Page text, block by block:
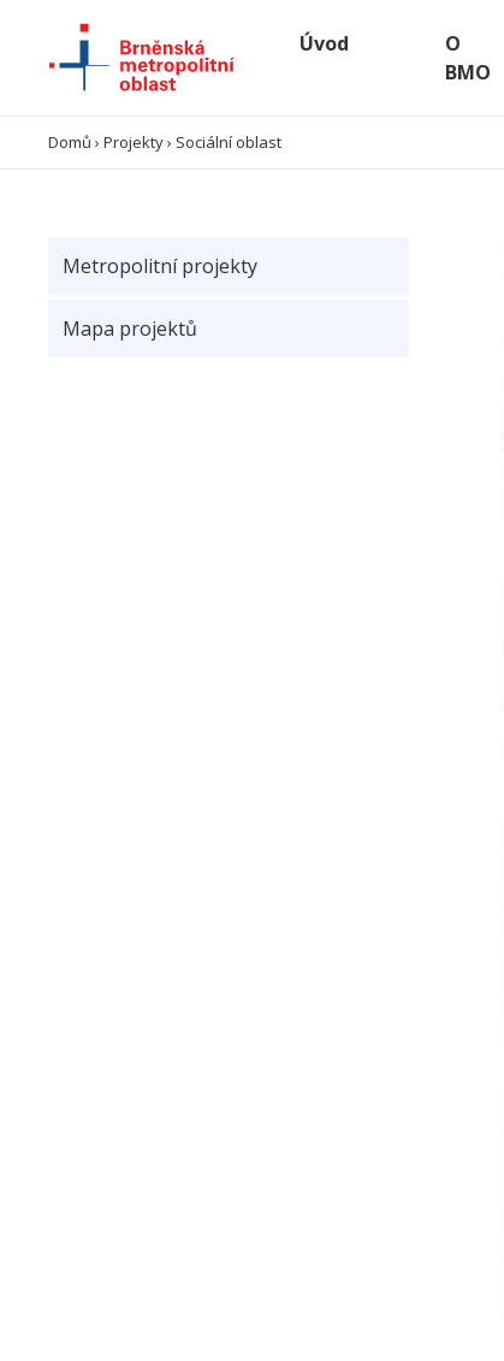
Úvod
O
BMO
Domů › Projekty› Sociální oblast
Metropolitní projekty
Mapa projektů
Úvod
Data a analýzy
Výzvy